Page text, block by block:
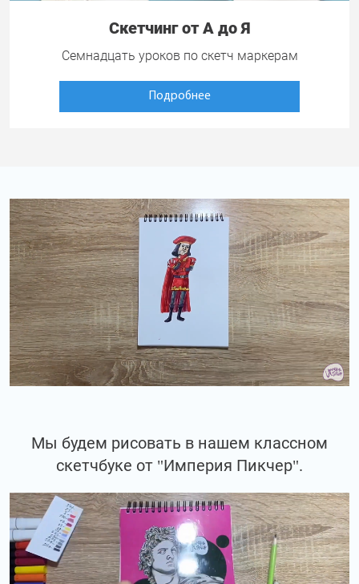
Скетчинг от А до Я
Семнадцать уроков по скетч маркерам
Подробнее
Мы будем рисовать в нашем классном
скетчбуке от "Империя Пикчер".